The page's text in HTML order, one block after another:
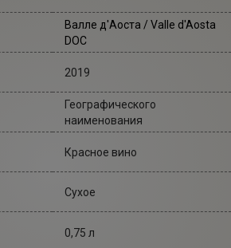
Валле д'Аоста / Valle d'Aosta
DOC
2019
Географического
наименования
Красное вино
Сухое
0,75 л